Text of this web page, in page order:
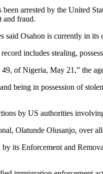
arrested by the United
and fraud.
said Osahon is currently in its
includes stealing,
of Nigeria, May 21,” the
being in possession of
by US authorities
Olatunde Olusanjo, over
its Enforcement and